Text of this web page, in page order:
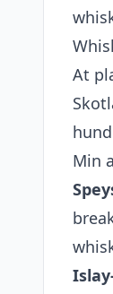
At
Min